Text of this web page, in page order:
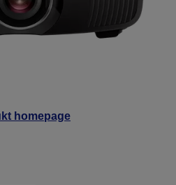
homepage